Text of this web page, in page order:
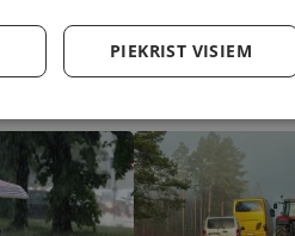
PIEKRIST VISIEM